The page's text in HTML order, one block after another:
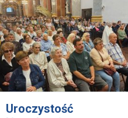
Uroczystość